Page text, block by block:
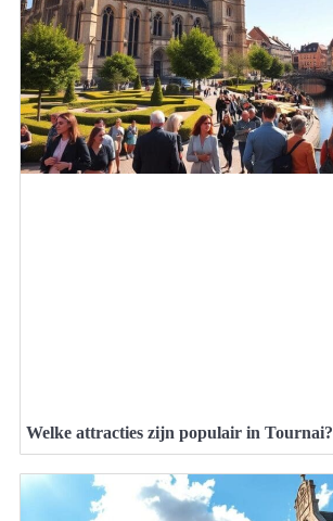
Welke attracties zijn populair in Tournai?